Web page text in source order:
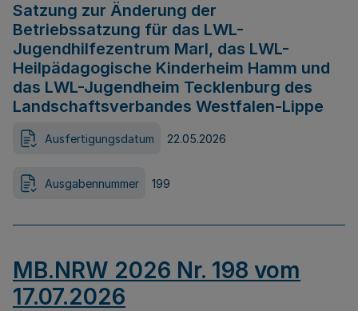
Satzung zur Änderung der
Betriebssatzung für das LWL-
Jugendhilfezentrum Marl, das LWL-
Heilpädagogische Kinderheim Hamm und
das LWL-Jugendheim Tecklenburg des
Landschaftsverbandes Westfalen-Lippe
Ausfertigungsdatum 22.05.2026
Ausgabennummer 199
MB.NRW 2026 Nr. 198 vom
17.07.2026